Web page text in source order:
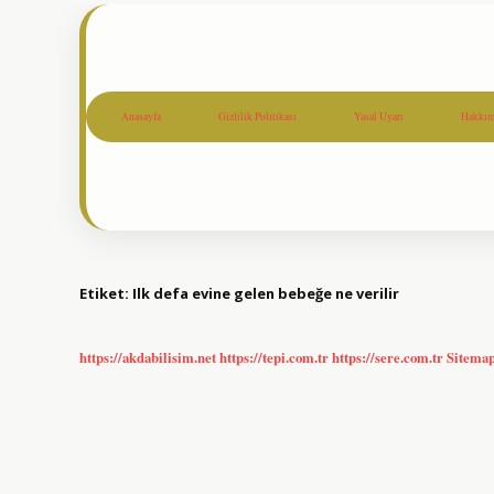
Anasayfa Gizlilik Politikası Yasal Uyarı
Etiket: Ilk defa evine gelen bebeğe ne verilir
https://akdabilisim.nethttps://tepi.com.trhttps://sere.com.tr